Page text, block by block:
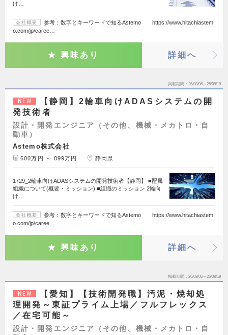
け…
会社概要
参考：数字とキーワードで知るAstemo https://www.hitachiastem
o.com/jp/caree…
興味あり 詳細へ
掲載期間 26/08/06～26/08/19
NEW
【静岡】2輪車向けADASシステムの開
発技術者
設計・開発エンジニア（その他、機械・メカトロ・自
動車）
Astemo株式会社
600万円 ～ 899万円 静岡県
1729_2輪車向けADASシステムの開発技術者【静岡】 ■配属
組織について(概要・ミッション) ■組織のミッション 2輪向
け…
会社概要
参考：数字とキーワードで知るAstemo https://www.hitachiastem
o.com/jp/caree…
興味あり 詳細へ
掲載期間 26/08/06～26/08/19
NEW
【愛知】【技術開発職】汚泥・焼却処
理開発～東証プライム上場／フルフレックス
／在宅可能～
設計・開発エンジニア（その他、機械・メカトロ・自